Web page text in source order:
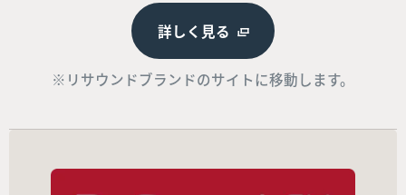
詳しく見る
※リサウンドブランドのサイトに移動します。